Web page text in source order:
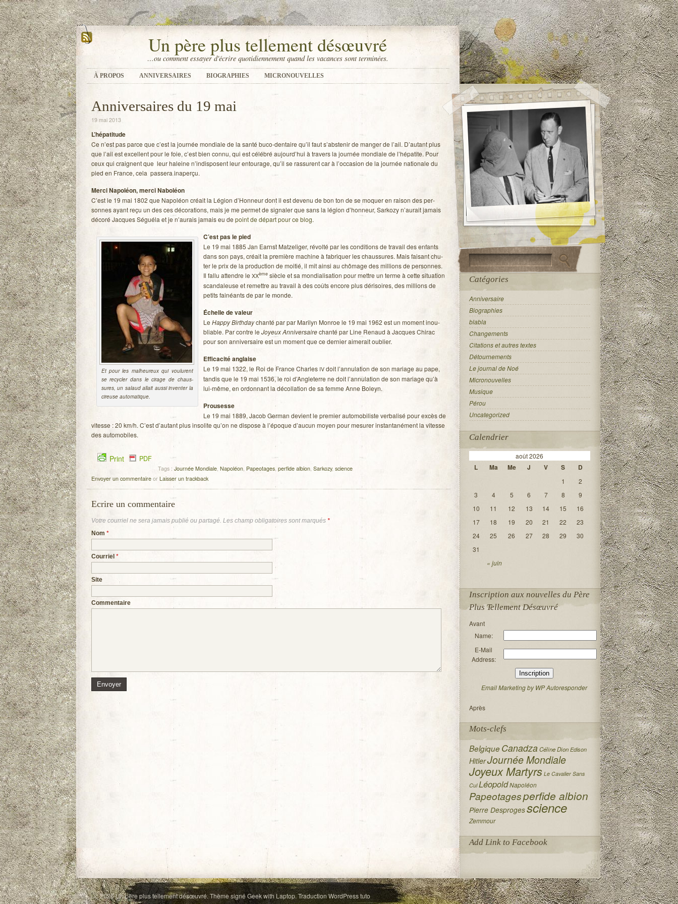
Un père plus tellement désœuvré
…ou comment essayer d'écrire quotidiennement quand les vacances sont terminées.
À PROPOS ANNIVERSAIRES BIOGRAPHIES MICRONOUVELLES
Anniversaires du 19 mai
19 mai 2013
L’hépatitude
Ce n’est pas parce que c’est la jour­née mon­diale de la santé buco-dentaire qu’il faut s’abstenir de man­ger de l’ail. D’autant plus
que l’ail est excellent pour le foie, c’est bien connu, qui est célé­bré aujourd’hui à tra­vers la jour­née mon­diale de l’hépatite. Pour
ceux qui craignent que leur haleine n’indisposent leur entou­rage, qu’il se ras­surent car à l’occasion de la jour­née natio­nale du
pied en France, cela pas­sera inaperçu.
Merci Napo­léon, merci Nabo­léon
C’est le 19 mai 1802 que Napo­léon créait la Légion d’Honneur dont il est devenu de bon ton de se moquer en rai­son des per­
sonnes ayant reçu un des ces déco­ra­tions, mais je me per­met de signa­ler que sans la légion d’honneur, Sar­kozy n’aurait jamais
décoré Jacques Séguéla et je n’aurais jamais eu de point de départ pour ce blog.
Et pour les mal­heu­reux qui vou­lurent
se recy­cler dans le cirage de chaus­
sures, un salaud allait aussi inven­ter la
cireuse automatique.
C’est pas le pied
Le 19 mai 1885 Jan Earnst Mat­ze­li­ger, révolté par les condi­tions de tra­vail des enfants
dans son pays, créait la pre­mière machine à fabri­quer les chaus­sures. Mais fai­sant chu­
ter le prix de la pro­duc­tion de moi­tié, il mit ainsi au chô­mage des mil­lions de per­sonnes.
Il fallu attendre le XXèmesiècle et sa mon­dia­li­sa­tion pour mettre un terme à cette situa­tion
scan­da­leuse et remettre au tra­vail à des coûts encore plus déri­soires, des mil­lions de
petits fai­néants de par le monde.
Échelle de valeur
Le Happy Bir­th­daychanté par par Mari­lyn Mon­roe le 19 mai 1962 est un moment inou­
bliable. Par contre le Joyeux Anni­ver­sairechanté par Line Renaud à Jacques Chi­rac
pour son anni­ver­saire est un moment que ce der­nier aime­rait oublier.
Effi­ca­cité anglaise
Le 19 mai 1322, le Roi de France Charles IVdoit l’annulation de son mariage au pape,
tan­dis que le 19 mai 1536, le roi d’Angleterre ne doit l’annulation de son mariage qu’à
lui-même, en ordon­nant la décol­la­tion de sa femme Anne Boleyn.
Prou­sesse
Le 19 mai 1889, Jacob Ger­man devient le pre­mier auto­mo­bi­liste ver­ba­lisé pour excès de
vitesse : 20 km/h. C’est d’autant plus inso­lite qu’on ne dis­pose à l’époque d’aucun moyen pour mesu­rer ins­tan­ta­né­ment la vitesse
des automobiles.
Print PDF
Tags : Journée Mondiale, Napoléon, Papeotages, perfide albion, Sarkozy, science
Envoyer un commentaireor Laisser un trackback
Ecrire un commentaire
Votre courriel ne sera jamaispublié ou partagé. Les champ obligatoires sont marqués *
Nom *
Courriel *
Site
Commentaire
Catégories
Anniversaire
Biographies
blabla
Changements
Citations et autres textes
Détournements
Le journal de Noé
Micronouvelles
Musique
Pérou
Uncategorized
Calendrier
août 2026
L Ma Me J V S D
« juin
1
2
3
4 5 6 7 8
9
10
11 12 13 14 15
16
17
18 19 20 21 22
23
24
25 26 27 28 29
30
31
Inscription aux nouvelles du Père
Plus Tellement Désœuvré
Avant
Name:
E-Mail
Address:
Email Marketing by WP Autoresponder
Après
Mots-clefs
Belgique Canadza Céline Dion Edison
HitlerJournée Mondiale
Joyeux Martyrs Le Cavalier Sans
Cul Léopold Napoléon
Papeotagesperfide albion
Pierre Desprogesscience
Zemmour
Add Link to Facebook
© 2026Un père plus tellement désœuvré. Thème signéGeek with Laptop. TraductionWordPress tuto